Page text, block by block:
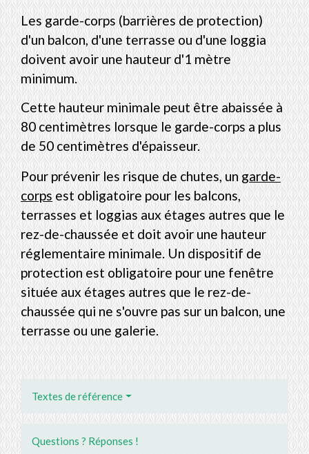
Les garde-corps (barrières de protection)
d'un balcon, d'une terrasse ou d'une loggia
doivent avoir une hauteur d'1 mètre
minimum.
Cette hauteur minimale peut être abaissée à
80 centimètres lorsque le garde-corps a plus
de 50 centimètres d'épaisseur.
Pour prévenir les risque de chutes, ungarde-
corpsest obligatoire pour les balcons,
terrasses et loggias aux étages autres que le
rez-de-chaussée et doit avoir une hauteur
réglementaire minimale. Un dispositif de
protection est obligatoire pour une fenêtre
située aux étages autres que le rez-de-
chaussée qui ne s'ouvre pas sur un balcon, une
terrasse ou une galerie.
Textes de référence
Questions ? Réponses !